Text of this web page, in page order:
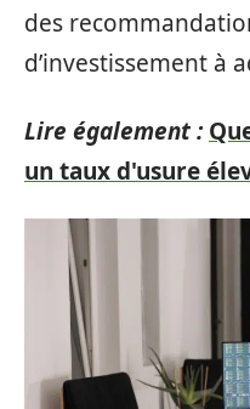
des
d’investissement à
Lire également :
un taux d'usure